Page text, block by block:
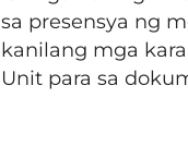
sa presensya ng
kanilang mga
Unit para sa